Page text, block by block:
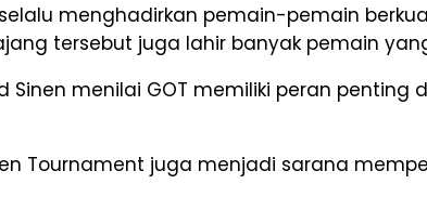
menghadirkan pemain-pemain
tersebut juga lahir banyak pemain
Sinen menilai GOT memiliki peran
Tournament juga menjadi sarana